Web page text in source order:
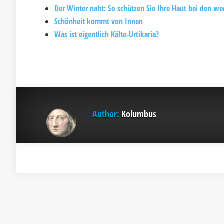
Der Winter naht: So schützen Sie Ihre Haut bei den
Schönheit kommt von Innen
Was ist eigentlich Kälte-Urtikaria?
Author: Kolumbus